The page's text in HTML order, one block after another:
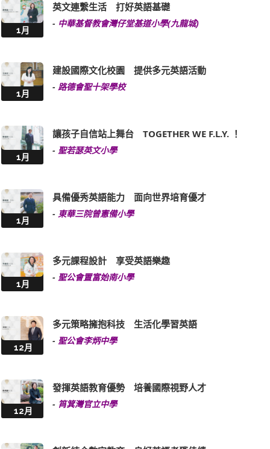
1月
英文連繫生活 打好英語基礎
- 中華基督教會灣仔堂基道小學(九龍城)
1月
建設國際文化校園 提供多元英語活動
- 路德會聖十架學校
1月
讓孩子自信站上舞台 TOGETHER WE F.L.Y. ！
- 聖若瑟英文小學
1月
具備優秀英語能力 面向世界培育優才
- 東華三院曾憲備小學
1月
多元課程設計 享受英語樂趣
- 聖公會置富始南小學
12月
多元策略擁抱科技 生活化學習英語
- 聖公會李炳中學
12月
發揮英語教育優勢 培養國際視野人才
- 筲箕灣官立中學